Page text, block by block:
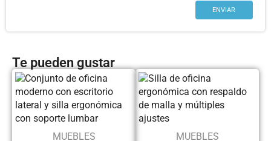
Te pueden gustar
MUEBLES MUEBLES